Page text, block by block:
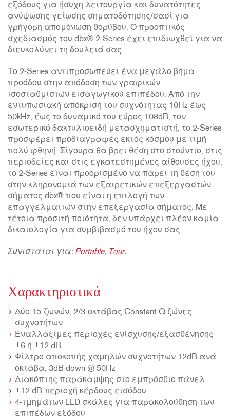
εξόδους για ήσυχη λειτουργία και δυνατότητες
ανύψωσης γείωσης σηματοδότησης/σασί για
γρήγορη απομόνωση θορύβου. Ο προοπτικός
σχεδιασμός του dbx® 2-Series έχει επιδιωχθεί για να
διευκολύνει τη δουλειά σας.
Το 2-Series αντιπροσωπεύει ένα μεγάλο βήμα
προόδου στην απόδοση των γραφικών
ισοσταθμιστών εισαγωγικού επιπέδου. Από την
εντυπωσιακή απόκρισή του συχνότητας 10Hz έως
50kHz, έως το δυναμικό του εύρος 108dB, τον
εσωτερικό δακτυλιοειδή μετασχηματιστή, το 2-Series
προσφέρει προδιαγραφές εκτός κόσμου με τιμή
πολύ φθηνή. Σίγουρα θα βρει θέση στο στούντιο, στις
περιοδείες και στις εγκατεστημένες αίθουσες ήχου,
το 2-Series είναι προορισμένο να πάρει τη θέση του
στην κληρονομιά των εξαιρετικών επεξεργαστών
σήματος dbx® που είναι η επιλογή των
επαγγελματιών στην επεξεργασία σήματος. Με
τέτοια προσιτή ποιότητα, δεν υπάρχει πλέον καμία
δικαιολογία για συμβιβασμό του ήχου σας.
Συνιστάται για: Portable, Tour.
Χαρακτηριστικά
Δύο 15-ζωνών, 2/3-οκτάβας Constant Q ζώνες
συχνοτήτων
Εναλλάξιμες περιοχές ενίσχυσης/εξασθένησης
±6 ή ±12 dB
Φίλτρο αποκοπής χαμηλών συχνοτήτων 12dB ανά
οκτάβα, 3dB down @ 50Hz
Διακόπτης παράκαμψης στο εμπρόσθιο πάνελ
±12 dB περιοχή κέρδους εισόδου
4-τμημάτων LED σκάλες για παρακολούθηση των
επιπέδων εξόδου